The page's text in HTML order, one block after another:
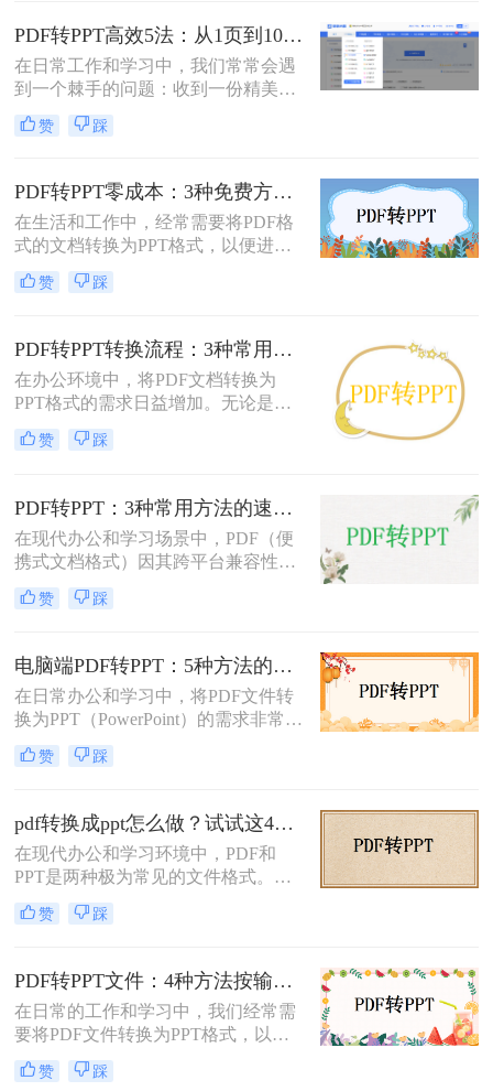
修改内容、调整逻辑，或是直接用于
会议汇报。然而，由于PDF格式本身
是为了稳定显示而非编辑而设计的，
这项转换工作常常伴随着格式错乱、
排版混乱、图片丢失等“车祸现场”。
PDF转PPT高效5法：从1页到100页，方法选择差异很大！
在日常工作和学习中，我们常常会遇
到一个棘手的问题：收到一份精美的
PDF文件，却需要将其内容用于自己
的PPT演示文稿中。PDF因其格式固
它“只读”的特性也使其内容难以直接
编辑和复用。此时，将PDF转换为可
编辑的PPT就成了一个刚性需求。
赞 踩
PDF转PPT零成本：3种免费方案的实际效果和隐藏限制！
在生活和工作中，经常需要将PDF格
式的文档转换为PPT格式，以便进行
演示和讲解。然而，一些专业的PDF
转PPT软件可能需要付费购买。那么
介绍三种不需要花钱就能将PDF转换
成PPT的方法。
赞 踩
PDF转PPT转换流程：3种常用方法的速度和精度对比！
在办公环境中，将PDF文档转换为
PPT格式的需求日益增加。无论是为
了更好地展示信息，还是为了便于编
辑内容，掌握几种有效的PDF转PPT
怎么转换呢？本文将介绍三种常用的
方法来实现这一转换。
赞 踩
PDF转PPT：3种常用方法的速度对比和适用文件类型！
在现代办公和学习场景中，PDF（便
携式文档格式）因其跨平台兼容性和
内容稳定性而广泛使用。然而，在某
些情况下，我们可能需要将PDF文件
以便于编辑、演示或分享。那么PDF
如何转ppt呢？本文将详细介绍几种常
用的PDF转PPT的方法。
赞 踩
电脑端PDF转PPT：5种方法的安装配置和操作差异！
在日常办公和学习中，将PDF文件转
换为PPT（PowerPoint）的需求非常普
遍。无论是为了制作演示文稿、分享
资料还是教学用途，掌握高效的PDF
脑pdf如何转化为ppt呢？本文将详细
介绍五种将PDF转换成PPT的方法，
帮助您轻松应对各种需求。
赞 踩
pdf转换成ppt怎么做？试试这4个转换方法！
在现代办公和学习环境中，PDF和
PPT是两种极为常见的文件格式。
PDF文件因其出色的稳定性和兼容性
而被广泛用于文档分享和存储，而
睐。然而，有时我们需要将PDF转换
为PPT以便进行编辑和演示。那么pdf
转换成ppt怎么做呢？本文将详细介绍
几种将PDF转换为PPT的方法。
赞 踩
PDF转PPT文件：4种方法按输出格式（pptx/ppt）和页数选择!
在日常的工作和学习中，我们经常需
要将PDF文件转换为PPT格式，以便
进行演示或编辑。那么如何将pdf转换
成ppt文件呢？本文将介绍四种常用的
赞 踩